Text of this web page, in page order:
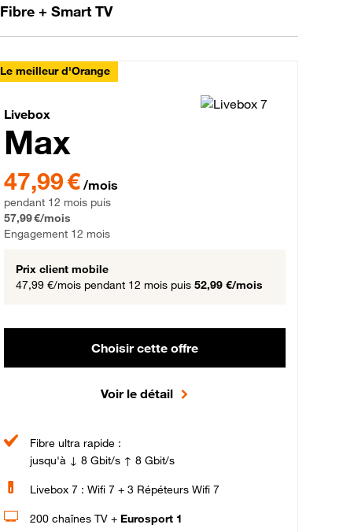
Fibre + Smart TV
Le meilleur d'Orange
Livebox Max Fibre
Livebox
Max
47,99 € /mois
pendant 12 mois puis
57,99 €/mois
Engagement 12 mois
Prix client mobile
47,99 €/mois pendant 12 mois puis 52,99 €/mois
Choisir cette offre
Voir le détail
Fibre ultra rapide :
jusqu'à ↓ 8 Gbit/s ↑ 8 Gbit/s
Livebox 7 : Wifi 7 + 3 Répéteurs Wifi 7
200 chaînes TV + Eurosport 1